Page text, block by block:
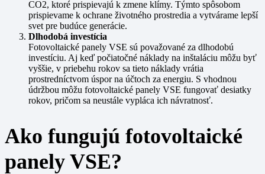
CO2, ktoré prispievajú k zmene klímy. Týmto spôsobom
prispievame k ochrane životného prostredia a vytvárame lepší
svet pre budúce generácie.
Dlhodobá investícia
Fotovoltaické panely VSE sú považované za dlhodobú
investíciu. Aj keď počiatočné náklady na inštaláciu môžu byť
vyššie, v priebehu rokov sa tieto náklady vrátia
prostredníctvom úspor na účtoch za energiu. S vhodnou
údržbou môžu fotovoltaické panely VSE fungovať desiatky
rokov, pričom sa neustále vypláca ich návratnosť.
Ako fungujú fotovoltaické
panely VSE?